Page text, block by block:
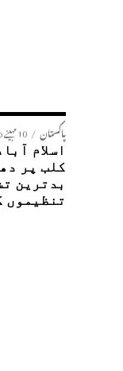
پاکستان 10 مہینے ago
اسلام
کلب پر
بدترین
تنظیموں